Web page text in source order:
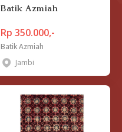
Batik Azmiah
Rp 350.000,-
Batik Azmiah
Jambi